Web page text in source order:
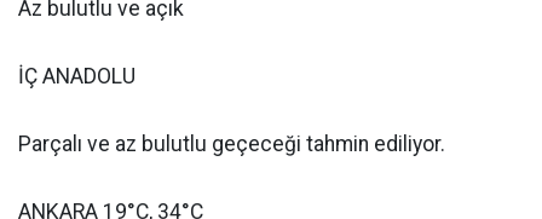
Az bulutlu ve açık
İÇ ANADOLU
Parçalı ve az bulutlu geçeceği tahmin ediliyor.
ANKARA 19°C, 34°C